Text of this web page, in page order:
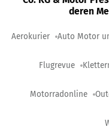
deren
Aerokurier Auto Motor
Flugrevue
Motorradonline